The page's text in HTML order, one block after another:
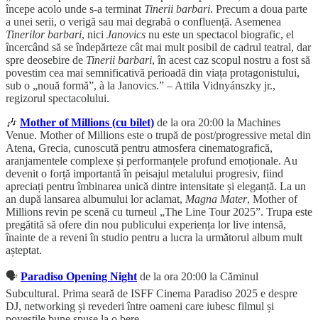
începe acolo unde s-a terminat Tinerii barbari. Precum a doua parte
a unei serii, o verigă sau mai degrabă o confluență. Asemenea
Tinerilor barbari, nici Janovics nu este un spectacol biografic, el
încercând să se îndepărteze cât mai mult posibil de cadrul teatral, dar
spre deosebire de Tinerii barbari, în acest caz scopul nostru a fost să
povestim cea mai semnificativă perioadă din viața protagonistului,
sub o „nouă formă”, à la Janovics.” – Attila Vidnyánszky jr.,
regizorul spectacolului.
🎶 Mother of Millions (cu bilet) de la ora 20:00 la Machines
Venue. Mother of Millions este o trupă de post/progressive metal din
Atena, Grecia, cunoscută pentru atmosfera cinematografică,
aranjamentele complexe și performanțele profund emoționale. Au
devenit o forță importantă în peisajul metalului progresiv, fiind
apreciați pentru îmbinarea unică dintre intensitate și eleganță. La un
an după lansarea albumului lor aclamat, Magna Mater, Mother of
Millions revin pe scenă cu turneul „The Line Tour 2025”. Trupa este
pregătită să ofere din nou publicului experiența lor live intensă,
înainte de a reveni în studio pentru a lucra la următorul album mult
așteptat.
🗣️ Paradiso Opening Night de la ora 20:00 la Căminul
Subcultural. Prima seară de ISFF Cinema Paradiso 2025 e despre
DJ, networking și revederi între oameni care iubesc filmul și